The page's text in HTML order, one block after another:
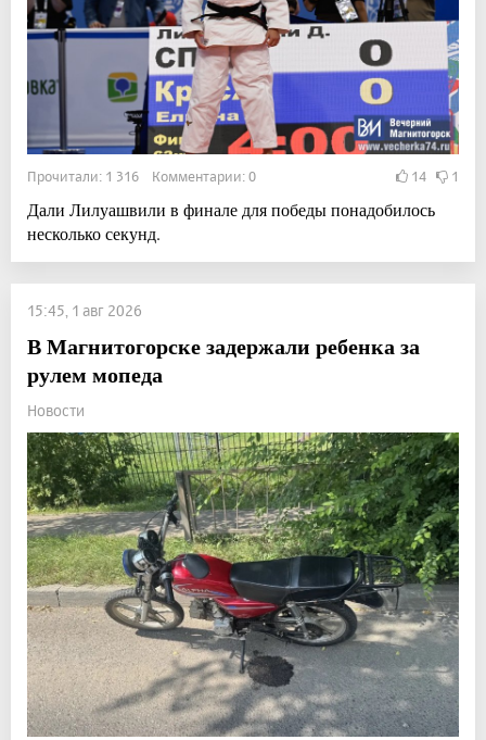
Прочитали: 1 316 Комментарии: 0 14 1
Дали Лилуашвили в финале для победы понадобилось
несколько секунд.
15:45, 1 авг 2026
В Магнитогорске задержали ребенка за
рулем мопеда
Новости